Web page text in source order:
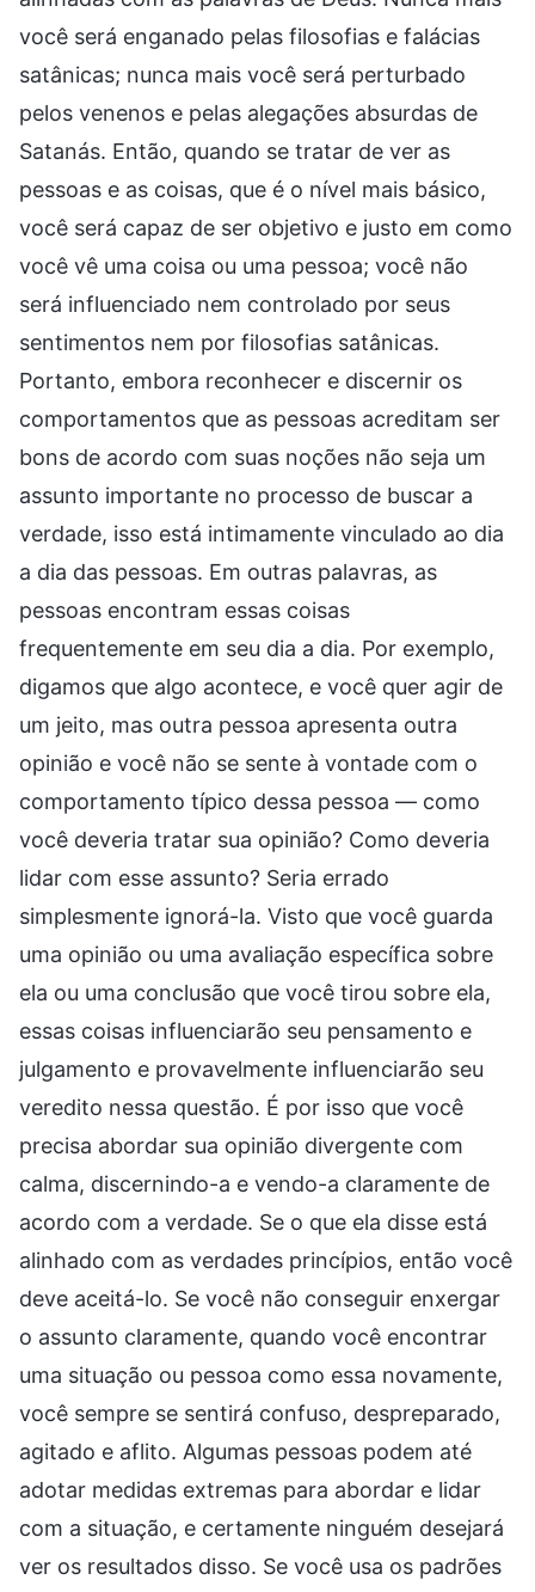
você será enganado pelas filosofias e falácias
satânicas; nunca mais você será perturbado
pelos venenos e pelas alegações absurdas de
Satanás. Então, quando se tratar de ver as
pessoas e as coisas, que é o nível mais básico,
você será capaz de ser objetivo e justo em como
você vê uma coisa ou uma pessoa; você não
será influenciado nem controlado por seus
sentimentos nem por filosofias satânicas.
Portanto, embora reconhecer e discernir os
comportamentos que as pessoas acreditam ser
bons de acordo com suas noções não seja um
assunto importante no processo de buscar a
verdade, isso está intimamente vinculado ao dia
a dia das pessoas. Em outras palavras, as
pessoas encontram essas coisas
frequentemente em seu dia a dia. Por exemplo,
digamos que algo acontece, e você quer agir de
um jeito, mas outra pessoa apresenta outra
opinião e você não se sente à vontade com o
comportamento típico dessa pessoa — como
você deveria tratar sua opinião? Como deveria
lidar com esse assunto? Seria errado
simplesmente ignorá-la. Visto que você guarda
uma opinião ou uma avaliação específica sobre
ela ou uma conclusão que você tirou sobre ela,
essas coisas influenciarão seu pensamento e
julgamento e provavelmente influenciarão seu
veredito nessa questão. É por isso que você
precisa abordar sua opinião divergente com
calma, discernindo-a e vendo-a claramente de
acordo com a verdade. Se o que ela disse está
alinhado com as verdades princípios, então você
deve aceitá-lo. Se você não conseguir enxergar
o assunto claramente, quando você encontrar
uma situação ou pessoa como essa novamente,
você sempre se sentirá confuso, despreparado,
agitado e aflito. Algumas pessoas podem até
adotar medidas extremas para abordar e lidar
com a situação, e certamente ninguém desejará
ver os resultados disso. Se você usa os padrões